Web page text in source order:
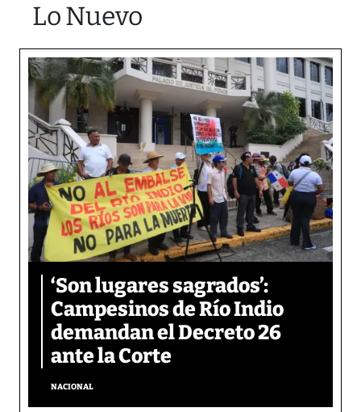
Lo Nuevo
‘Son lugares sagrados’:
Campesinos de Río Indio
demandan el Decreto 26
ante la Corte
NACIONAL